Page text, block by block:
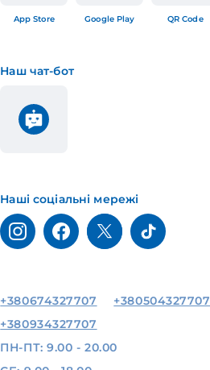
App Store Google Play QR Code
Наш чат-бот
Наші соціальні мережі
+380674327707
+380504327707
+380934327707
ПН-ПТ: 9.00 - 20.00